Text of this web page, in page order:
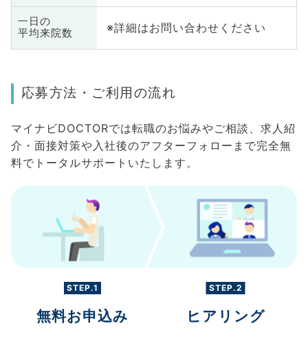
一日の
平均来院数
※詳細はお問い合わせください
応募方法・ご利用の流れ
マイナビDOCTORでは転職のお悩みやご相談、求人紹
介・面接対策や入社後のアフターフォローまで完全無
料でトータルサポートいたします。
STEP.1
無料お申込み
STEP.2
ヒアリング